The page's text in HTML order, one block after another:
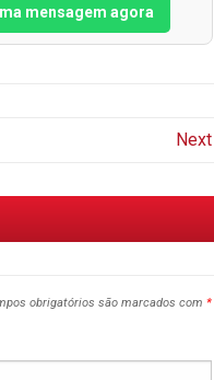
mensagem agora
Next
obrigatórios são marcados com *